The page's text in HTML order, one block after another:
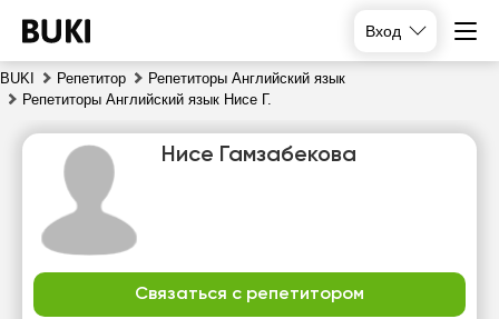
Вход
BUKI Репетитор
Репетиторы Английский язык
Репетиторы Английский язык Нисе Г.
Нисе Гамзабекова
Связаться с репетитором
пт
сб